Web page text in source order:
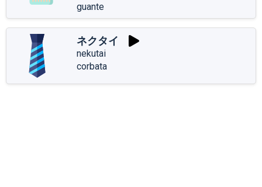
guante
ネクタイ
nekutai
corbata